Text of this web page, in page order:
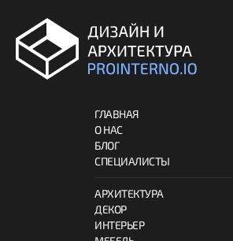
ГЛАВНАЯ
О НАС
БЛОГ
СПЕЦИАЛИСТЫ
АРХИТЕКТУРА
ДЕКОР
ИНТЕРЬЕР